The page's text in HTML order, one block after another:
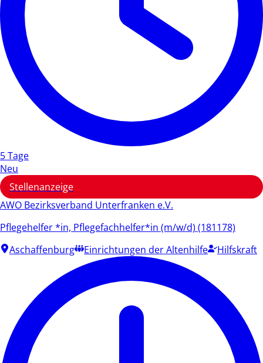
5 Tage
Neu
Stellenanzeige
AWO Bezirksverband Unterfranken e.V.
Pflegehelfer *in, Pflegefachhelfer*in (m/w/d) (181178)
Aschaffenburg
Einrichtungen der Altenhilfe Hilfskraft